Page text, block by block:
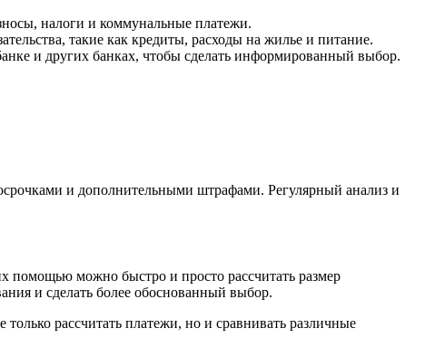
налоги и коммунальные платежи.
такие как кредиты, расходы на жилье и питание.
и других банках, чтобы сделать информированный выбор.
и дополнительными штрафами. Регулярный анализ и
можно быстро и просто рассчитать размер
и сделать более обоснованный выбор.
рассчитать платежи, но и сравнивать различные